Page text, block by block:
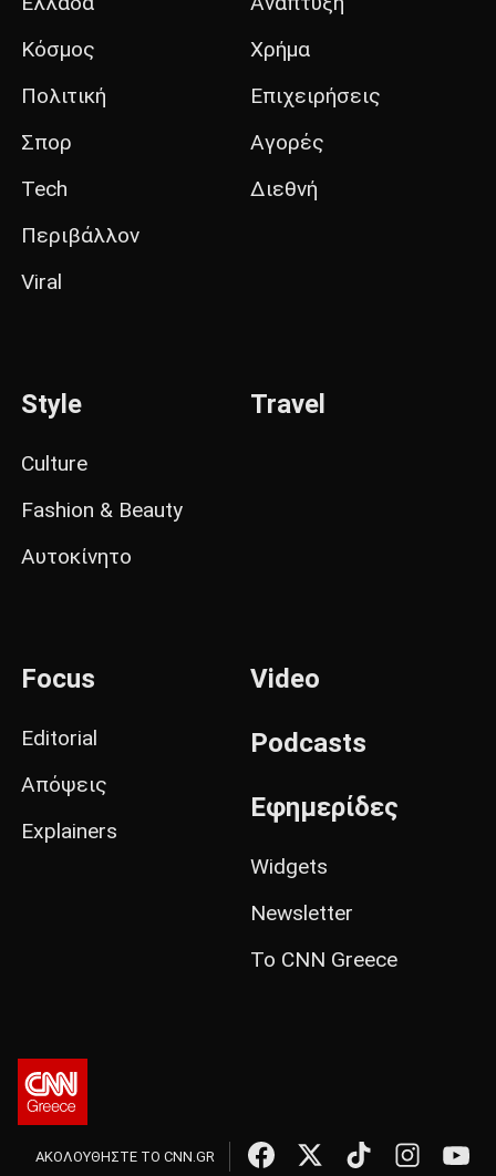
Κόσμος
Πολιτική
Σπορ
Tech
Περιβάλλον
Viral
Χρήμα
Επιχειρήσεις
Αγορές
Διεθνή
Style
Culture
Fashion & Beauty
Αυτοκίνητο
Travel
Focus
Editorial
Απόψεις
Explainers
Video
Podcasts
Εφημερίδες
Widgets
Newsletter
Το CNN Greece
ΑΚΟΛΟΥΘΗΣΤΕ ΤΟ CNN.GR